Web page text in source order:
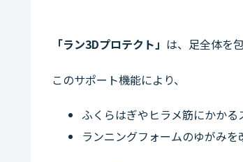
「ラン3Dプロテクト」 は、足全体を
このサポート機能により、
ふくらはぎやヒラメ筋にかかる
ランニングフォームのゆがみを